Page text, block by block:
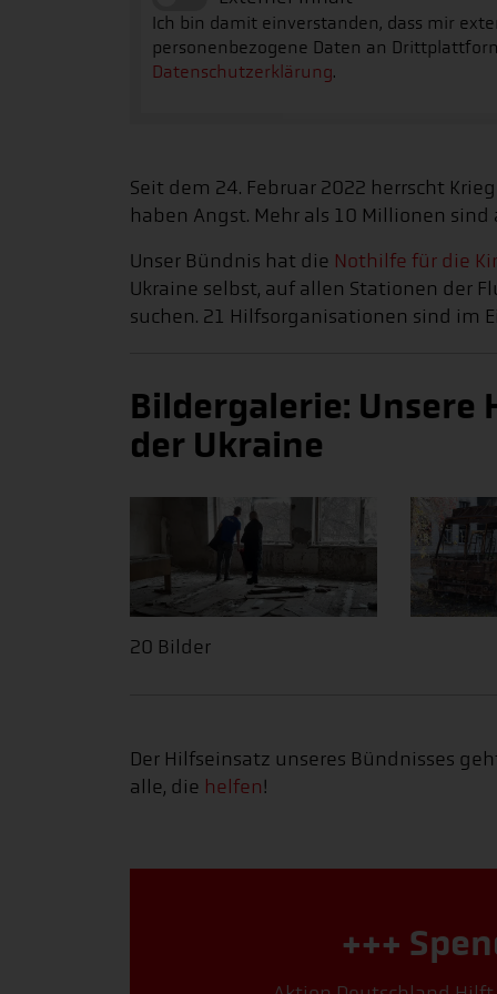
Ich bin damit einverstanden, dass mir
personenbezogene Daten an
Datenschutzerklärung.
Seit dem 24. Februar 2022 herrscht
haben Angst. Mehr als 10 Millionen sind
Unser Bündnis hat die Nothilfe für die
Ukraine selbst, auf allen Stationen der
suchen. 21 Hilfsorganisationen sind im
Bildergalerie: Unsere
der Ukraine
20 Bilder
Der Hilfseinsatz unseres Bündnisses
alle, die helfen!
+++